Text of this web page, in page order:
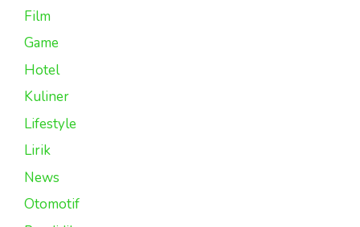
Film
Game
Hotel
Kuliner
Lifestyle
Lirik
News
Otomotif